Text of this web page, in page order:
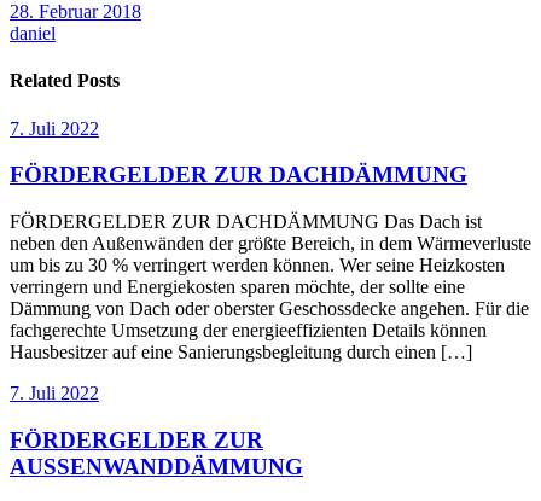
28. Februar 2018
daniel
Related Posts
7. Juli 2022
FÖRDERGELDER ZUR DACHDÄMMUNG
FÖRDERGELDER ZUR DACHDÄMMUNG Das Dach ist
neben den Außenwänden der größte Bereich, in dem Wärmeverluste
um bis zu 30 % verringert werden können. Wer seine Heizkosten
verringern und Energiekosten sparen möchte, der sollte eine
Dämmung von Dach oder oberster Geschossdecke angehen. Für die
fachgerechte Umsetzung der energieeffizienten Details können
Hausbesitzer auf eine Sanierungsbegleitung durch einen […]
7. Juli 2022
FÖRDERGELDER ZUR
AUSSENWANDDÄMMUNG